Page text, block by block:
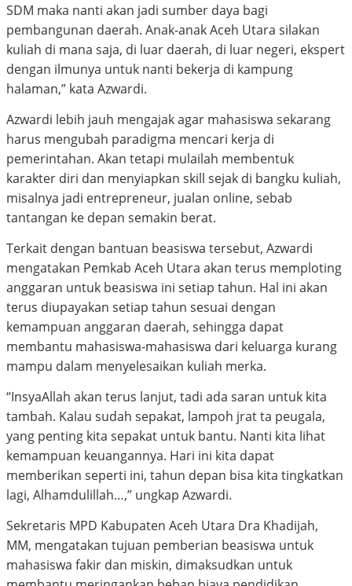
SDM maka nanti akan jadi sumber daya bagi
pembangunan daerah. Anak-anak Aceh Utara silakan
kuliah di mana saja, di luar daerah, di luar negeri, ekspert
dengan ilmunya untuk nanti bekerja di kampung
halaman,” kata Azwardi.
Azwardi lebih jauh mengajak agar mahasiswa sekarang
harus mengubah paradigma mencari kerja di
pemerintahan. Akan tetapi mulailah membentuk
karakter diri dan menyiapkan skill sejak di bangku kuliah,
misalnya jadi entrepreneur, jualan online, sebab
tantangan ke depan semakin berat.
Terkait dengan bantuan beasiswa tersebut, Azwardi
mengatakan Pemkab Aceh Utara akan terus memploting
anggaran untuk beasiswa ini setiap tahun. Hal ini akan
terus diupayakan setiap tahun sesuai dengan
kemampuan anggaran daerah, sehingga dapat
membantu mahasiswa-mahasiswa dari keluarga kurang
mampu dalam menyelesaikan kuliah merka.
“InsyaAllah akan terus lanjut, tadi ada saran untuk kita
tambah. Kalau sudah sepakat, lampoh jrat ta peugala,
yang penting kita sepakat untuk bantu. Nanti kita lihat
kemampuan keuangannya. Hari ini kita dapat
memberikan seperti ini, tahun depan bisa kita tingkatkan
lagi, Alhamdulillah…,” ungkap Azwardi.
Sekretaris MPD Kabupaten Aceh Utara Dra Khadijah,
MM, mengatakan tujuan pemberian beasiswa untuk
mahasiswa fakir dan miskin, dimaksudkan untuk